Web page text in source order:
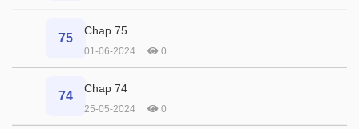
75
Chap 75
01-06-2024 0
74
Chap 74
25-05-2024 0